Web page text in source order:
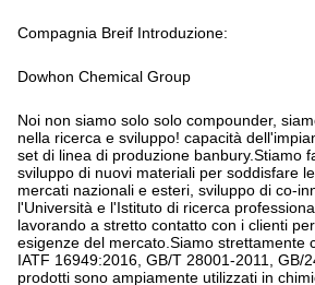
Noi non siamo solo solo compounder,
set di linea di produzione banbury.Stiamo
mercati nazionali e esteri, sviluppo di co-
l'Università e l'Istituto di ricerca
lavorando a stretto contatto con i clienti per
esigenze del mercato.Siamo strettamente
IATF 16949:2016, GB/T 28001-2011, GB/
prodotti sono ampiamente utilizzati in
aereo, elettronica, petrolio, automotive,
hanno clienti ben noti
l'Asia sudorientale.